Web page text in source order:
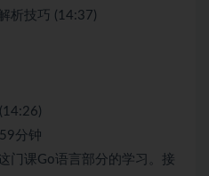
析技巧 (14:37)
分钟
门课Go语言部分的学习。接